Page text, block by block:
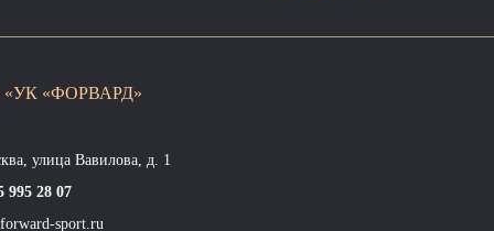
«ФОРВАРД»
улица Вавилова, д. 1
995 28 07
sport.ru